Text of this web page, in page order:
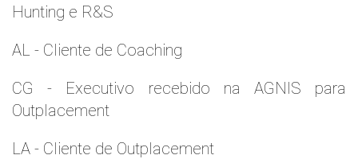
Hunting e R&S
AL - Cliente de Coaching
CG - Executivo recebido na AGNIS para
Outplacement
LA - Cliente de Outplacement